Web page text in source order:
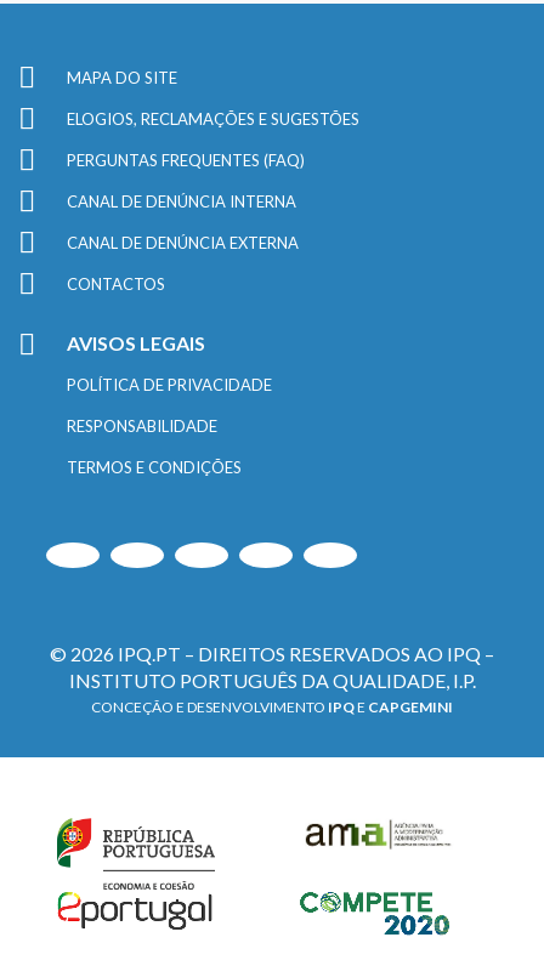
MAPA DO SITE
ELOGIOS, RECLAMAÇÕES E SUGESTÕES
PERGUNTAS FREQUENTES (FAQ)
CANAL DE DENÚNCIA INTERNA
CANAL DE DENÚNCIA EXTERNA
CONTACTOS
AVISOS LEGAIS
POLÍTICA DE PRIVACIDADE
RESPONSABILIDADE
TERMOS E CONDIÇÕES
© 2026 IPQ.PT – DIREITOS RESERVADOS AO IPQ –
INSTITUTO PORTUGUÊS DA QUALIDADE, I.P.
CONCEÇÃO E DESENVOLVIMENTO IPQE CAPGEMINI